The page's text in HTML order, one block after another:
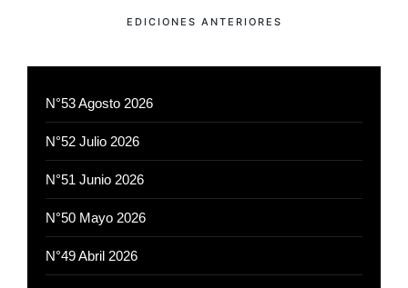
EDICIONES ANTERIORES
N°53 Agosto 2026
N°52 Julio 2026
N°51 Junio 2026
N°50 Mayo 2026
N°49 Abril 2026